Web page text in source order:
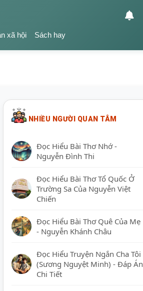
xã hội Sách hay
NHIỀU NGƯỜI QUAN TÂM
Đọc Hiểu Bài Thơ Nhớ -
Nguyễn Đình Thi
Đọc Hiểu Bài Thơ Tổ Quốc Ở
Trường Sa Của Nguyễn Việt
Chiến
Đọc Hiểu Bài Thơ Quê Của Mẹ
- Nguyễn Khánh Châu
Đọc Hiểu Truyện Ngắn Cha Tôi
(Sương Nguyệt Minh) - Đáp Án
Chi Tiết